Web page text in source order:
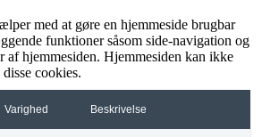
med at gøre en hjemmeside brugbar
funktioner såsom side-navigation og
af hjemmesiden. Hjemmesiden kan ikke
cookies.
Varighed Beskrivelse